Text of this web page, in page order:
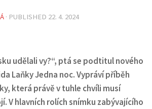
· PUBLISHED 22. 4. 2024
udělali vy?“, ptá se podtitul nového
Laňky Jedna noc. Vypráví příběh
která právě v tuhle chvíli musí
V hlavních rolích snímku zabývajícího